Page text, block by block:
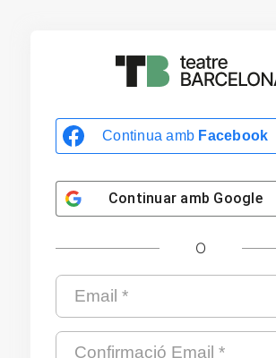
Continua amb Facebook
Continuar amb Google
O